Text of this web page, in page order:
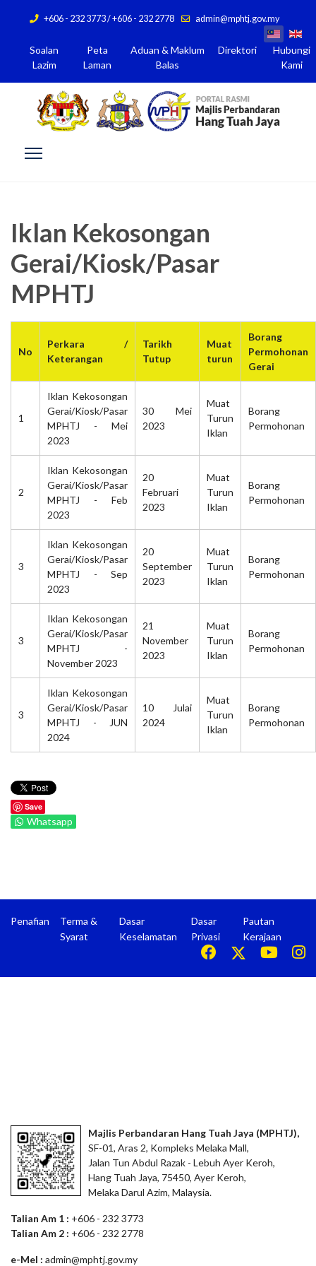
+606 - 232 3773 / +606 - 232 2778 admin@mphtj.gov.my
Soalan
Lazim
Peta
Laman
Aduan & Maklum
Balas
Direktori
Hubungi
Kami
Iklan Kekosongan
Gerai/Kiosk/Pasar
MPHTJ
No
Perkara /
Keterangan
Tarikh
Tutup
Muat
turun
Borang
Permohonan
Gerai
1
Iklan Kekosongan
Gerai/Kiosk/Pasar
MPHTJ - Mei
2023
30 Mei
2023
Muat
Turun
Iklan
Borang
Permohonan
2
Iklan Kekosongan
Gerai/Kiosk/Pasar
MPHTJ - Feb
2023
20
Februari
2023
Muat
Turun
Iklan
Borang
Permohonan
3
Iklan Kekosongan
Gerai/Kiosk/Pasar
MPHTJ - Sep
2023
20
September
2023
Muat
Turun
Iklan
Borang
Permohonan
3
Iklan Kekosongan
Gerai/Kiosk/Pasar
MPHTJ -
November 2023
21
November
2023
Muat
Turun
Iklan
Borang
Permohonan
3
Iklan Kekosongan
Gerai/Kiosk/Pasar
MPHTJ - JUN
2024
10 Julai
2024
Muat
Turun
Iklan
Borang
Permohonan
Save
Whatsapp
Penafian
Terma &
Syarat
Dasar
Keselamatan
Dasar
Privasi
Pautan
Kerajaan
Majlis Perbandaran Hang Tuah Jaya (MPHTJ),
SF-01, Aras 2, Kompleks Melaka Mall,
Jalan Tun Abdul Razak - Lebuh Ayer Keroh,
Hang Tuah Jaya, 75450, Ayer Keroh,
Melaka Darul Azim, Malaysia.
Talian Am 1 : +606 - 232 3773
Talian Am 2 : +606 - 232 2778
e-Mel : admin@mphtj.gov.my